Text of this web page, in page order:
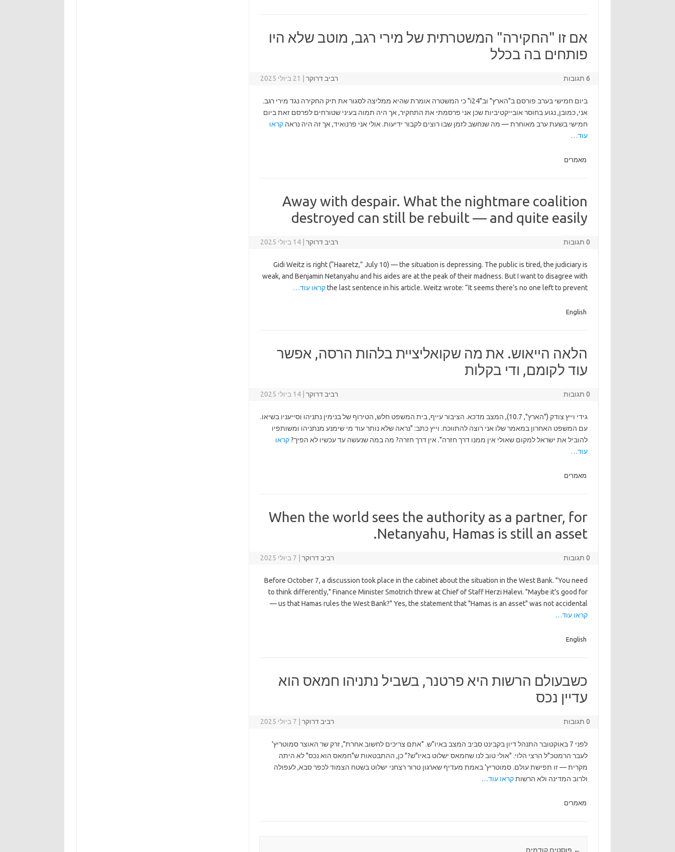
אם זו "החקירה" המשטרתית של מירי רגב, מוטב שלא היו
פותחים בה בכלל
רביב דרוקר 21 ביולי 2025 6 תגובות
ביום חמישי בערב פורסם ב"הארץ" וב"i24" כי המשטרה אומרת שהיא ממליצה לסגור את תיק החקירה נגד מירי רגב.
אני, כמובן, נגוע בחוסר אובייקטיביות שכן אני פרסמתי את התחקיר, אך היה תמוה בעיני שטורחים לפרסם זאת ביום
חמישי בשעת ערב מאוחרת — מה שנחשב לזמן שבו רוצים לקבור ידיעות. אולי אני פרנואיד, אך זה היה נראה קראו
עוד…
מאמרים
Away with despair. What the nightmare coalition
destroyed can still be rebuilt — and quite easily
רביב דרוקר 14 ביולי 2025 0 תגובות
Gidi Weitz is right (“Haaretz,” July 10) — the situation is depressing. The public is tired, the judiciary is
weak, and Benjamin Netanyahu and his aides are at the peak of their madness. But I want to disagree with
the last sentence in his article. Weitz wrote: “It seems there’s no one left to prevent קראו עוד…
English
הלאה הייאוש. את מה שקואליציית בלהות הרסה, אפשר
עוד לקומם, ודי בקלות
רביב דרוקר 14 ביולי 2025 0 תגובות
גידי וייץ צודק ("הארץ", 10.7), המצב מדכא. הציבור עייף, בית המשפט חלש, הטירוף של בנימין נתניהו וסייעניו בשיאו.
עם המשפט האחרון במאמר שלו אני רוצה להתווכח. וייץ כתב: "נראה שלא נותר עוד מי שימנע מנתניהו ומשותפיו
להוביל את ישראל למקום שאולי אין ממנו דרך חזרה". אין דרך חזרה? מה במה שנעשה עד עכשיו לא הפיך?קראו
עוד…
מאמרים
When the world sees the authority as a partner, for
Netanyahu, Hamas is still an asset.
רביב דרוקר 7 ביולי 2025 0 תגובות
Before October 7, a discussion took place in the cabinet about the situation in the West Bank. "You need
to think differently," Finance Minister Smotrich threw at Chief of Staff Herzi Halevi. "Maybe it's good for
us that Hamas rules the West Bank?" Yes, the statement that "Hamas is an asset" was not accidental —
קראו עוד…
English
כשבעולם הרשות היא פרטנר, בשביל נתניהו חמאס הוא
עדיין נכס
רביב דרוקר 7 ביולי 2025 0 תגובות
לפני 7 באוקטובר התנהל דיון בקבינט סביב המצב באיו"ש. "אתם צריכים לחשוב אחרת", זרק שר האוצר סמוטריץ'
לעבר הרמטכ"ל הרצי הלוי. "אולי טוב לנו שחמאס ישלוט באיו"ש?" כן, ההתבטאות ש"חמאס הוא נכס" לא היתה
מקרית — זו תפישת עולם. סמוטריץ' באמת מעדיף שארגון טרור רצחני ישלוט בשטח הצמוד לכפר סבא, לעפולה
ולרוב המדינה ולא הרשותקראו עוד…
מאמרים
Post navigation
← פוסטים קודמים